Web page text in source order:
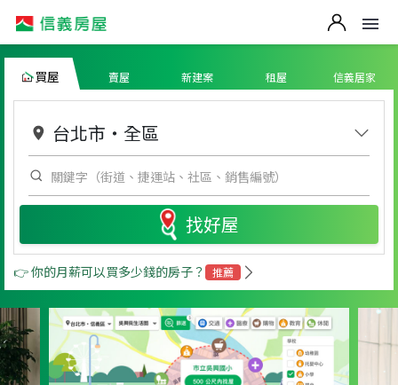
買屋 賣屋 新建案 租屋 信義居家
台北市 ・ 全區
找好屋
👉 你的月薪可以買多少錢的房子？ 推薦